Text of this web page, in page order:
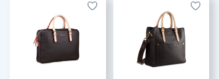
Портфель женский BUGATTI
Ella 15, тёмно-коричневый,
полиуретан, 38х6х27,5 см
Артикул 49662602
13610 ₽
Сумка-портфель женская
BUGATTI Ella, тёмно-
коричневая, полиуретан,
30х11,5х28 см
Артикул 49362102
13610 ₽